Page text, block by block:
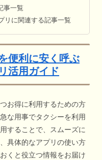
事一覧
リに関連する記事一覧
便利に安く呼ぶ
活用ガイド
お得に利用するための方
な用事でタクシーを利用
することで、スムーズに
具体的なアプリの使い方
くと役立つ情報をお届け